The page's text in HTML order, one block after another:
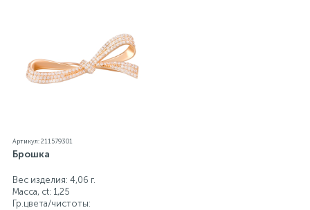
Артикул: 211579301
Брошка
Вес изделия: 4,06 г.
Масса, ct: 1,25
Гр.цвета/чистоты: